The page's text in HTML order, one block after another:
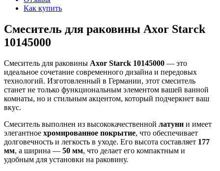
Как купить
Смеситель для раковины Axor Starck
10145000
Смеситель для раковины Axor Starck 10145000 — это
идеальное сочетание современного дизайна и передовых
технологий. Изготовленный в Германии, этот смеситель
станет не только функциональным элементом вашей ванной
комнаты, но и стильным акцентом, который подчеркнет ваш
вкус.
Смеситель выполнен из высококачественной латуни и имеет
элегантное хромированное покрытие, что обеспечивает
долговечность и легкость в уходе. Его высота составляет 177
мм, а ширина — 50 мм, что делает его компактным и
удобным для установки на раковину.